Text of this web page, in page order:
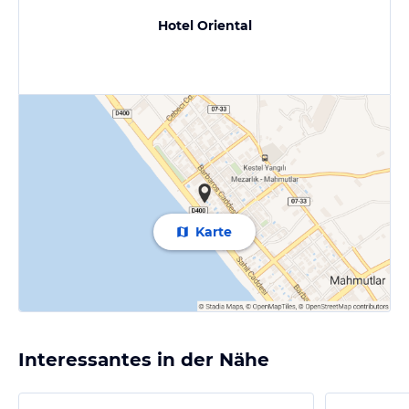
Hotel Oriental
Karte
Interessantes in der Nähe